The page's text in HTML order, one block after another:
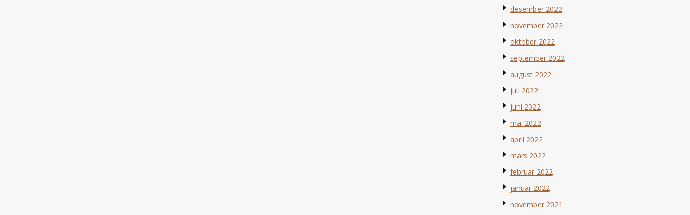
desember 2022
november 2022
oktober 2022
september 2022
august 2022
juli 2022
juni 2022
mai 2022
april 2022
mars 2022
februar 2022
januar 2022
november 2021